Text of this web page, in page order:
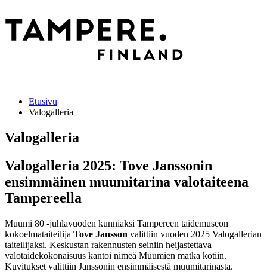
Etusivu
Valogalleria
Valogalleria
Valogalleria 2025: Tove Janssonin
ensimmäinen muumitarina valotaiteena
Tampereella
Muumi 80 -juhlavuoden kunniaksi Tampereen taidemuseon
kokoelmataiteilija Tove Jansson valittiin vuoden 2025 Valogallerian
taiteilijaksi. Keskustan rakennusten seiniin heijastettava
valotaidekokonaisuus kantoi nimeä Muumien matka kotiin.
Kuvitukset valittiin Janssonin ensimmäisestä muumitarinasta.